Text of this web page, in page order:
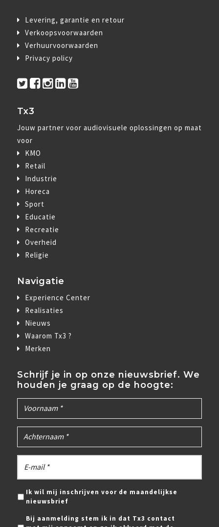
Levering, garantie en retour
Verkoopsvoorwaarden
Verhuurvoorwaarden
Privacy policy
Tx3
Jouw partner voor audiovisuele oplossingen op maat
voor
KMO
Retail
Industrie
Horeca
Sport
Educatie
Recreatie
Overheid
Religie
Navigatie
Experience Center
Realisaties
Nieuws
Waarom Tx3 ?
Merken
Schrijf je in op onze nieuwsbrief. We
houden je graag op de hoogte:
Ik wil mij inschrijven voor de maandelijkse
nieuwsbrief
Bij aanmelding stem ik in dat Tx3 contact